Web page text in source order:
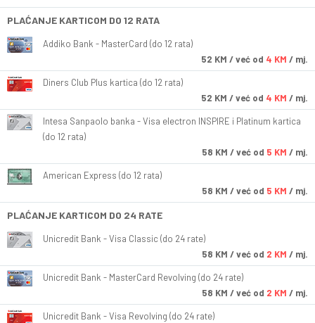
PLAĆANJE KARTICOM DO 12 RATA
Addiko Bank - MasterCard (do 12 rata)
52 KM / već od 4 KM / mj.
Diners Club Plus kartica (do 12 rata)
52 KM / već od 4 KM / mj.
Intesa Sanpaolo banka - Visa electron INSPIRE i Platinum kartica
(do 12 rata)
58 KM / već od 5 KM / mj.
American Express (do 12 rata)
58 KM / već od 5 KM / mj.
PLAĆANJE KARTICOM DO 24 RATE
Unicredit Bank - Visa Classic (do 24 rate)
58 KM / već od 2 KM / mj.
Unicredit Bank - MasterCard Revolving (do 24 rate)
58 KM / već od 2 KM / mj.
Unicredit Bank - Visa Revolving (do 24 rate)